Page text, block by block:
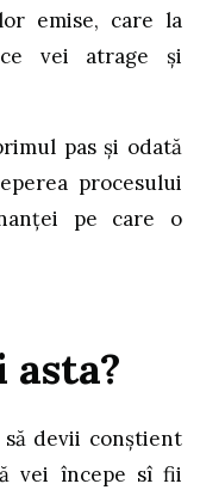
emise, care la
vei atrage și
pas și odată
procesului
pe care o
asta?
devii conștient
vei începe sî fii